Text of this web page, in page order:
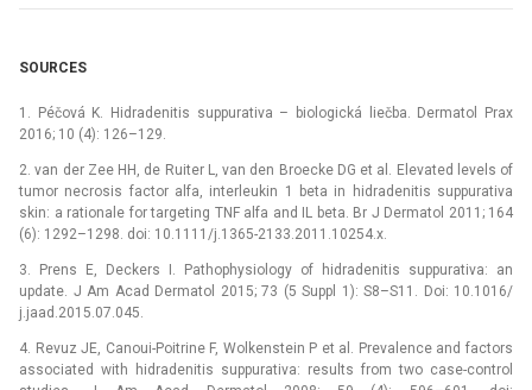
SOURCES
1. Péčová K. Hidradenitis suppurativa –⁠ biologická liečba. Dermatol Prax
2016; 10 (4): 126–129.
2. van der Zee HH, de Ruiter L, van den Broecke DG et al. Elevated levels of
tumor necrosis factor alfa, interleukin 1 beta in hidradenitis suppurativa
skin: a rationale for targeting TNF alfa and IL beta. Br J Dermatol 2011; 164
(6): 1292–1298. doi: 10.1111/j.1365-2133.2011.10254.x.
3. Prens E, Deckers I. Pathophysiology of hidradenitis suppurativa: an
update. J Am Acad Dermatol 2015; 73 (5 Suppl 1): S8–S11. Doi: 10.1016/
j.jaad.2015.07.045.
4. Revuz JE, Canoui-Poitrine F, Wolkenstein P et al. Prevalence and factors
associated with hidradenitis suppurativa: results from two case-control